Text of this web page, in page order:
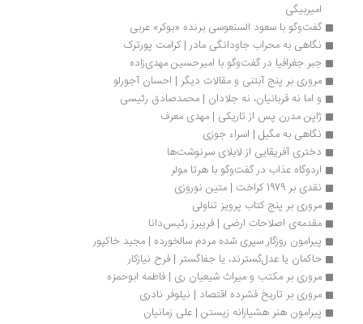
امیربیگی
گفت‌وگو با سعود السنعوسی برنده «بوکر» عربی
نگاهی به محراب جاودانگی مادر | کرامت پورترک
جبر جغرافیا در گفت‌وگو با اميرحسين مهدی‌زاده
مروری بر پنج آبتنی و مقالات دیگر | احسان آجورلو
و اما نه قربانیان، نه جلادان | محمدصادق رئیسی
ژاپن مدرن پس از تاریکی | مهدی معرف
نگاهی به مگیل | اسراء جوزی
دختری آفریقایی از لابلای سرنوشت‌ها
اردوگاه عذاب در گفت‌وگو با هرتا مولر
نقدی بر 1979 کراخت | متین نوروزی
مروری بر پنج کتاب پرویز تناولی
مقدمه‌ی اصلاحات ارضی | فریبرز رئیس‌دانا
پیرامون روزگار سپری شده مردم سالخورده | مجید خاکپور
حاکمان یا عدل‌گسترند، یا جفاگستر | فرح نیازکار
مروری بر مکتب و میراث شیعیان ری | فاطمه ابوحمزه
مروری بر تاریخ فشرده اقتصاد | نیلوفر نادری
پیرامون هنر هشیارانه زیستن | علی زمانیان